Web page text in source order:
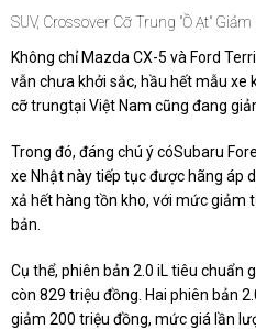
SUV, Crossover Cỡ Trung "ồ Ạt" Giảm
Không chỉ Mazda CX-5 và Ford
vẫn chưa khởi sắc, hầu hết mẫu xe
cỡ trungtại Việt Nam cũng đang
Trong đó, đáng chú ý cóSubaru
xe Nhật này tiếp tục được hãng áp
xả hết hàng tồn kho, với mức giảm
bản.
Cụ thể, phiên bản 2.0 iL tiêu chuẩn
còn 829 triệu đồng. Hai phiên bản
giảm 200 triệu đồng, mức giá lần